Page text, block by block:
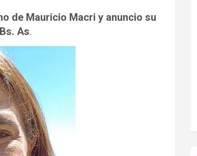
de Mauricio Macri y anuncio su
As.